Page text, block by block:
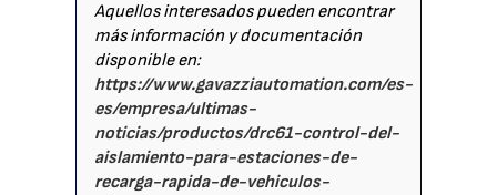
Aquellos interesados pueden encontrar
más información y documentación
disponible en:
https://www.gavazziautomation.com/es-
es/empresa/ultimas-
noticias/productos/drc61-control-del-
aislamiento-para-estaciones-de-
recarga-rapida-de-vehiculos-